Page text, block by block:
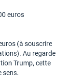
euros
(à souscrire
Au regarde
Trump, cette
sens.